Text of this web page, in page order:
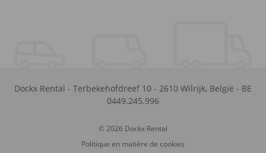
Dockx Rental - Terbekehofdreef 10 - 2610 Wilrijk, België - BE
0449.245.996
© 2026 Dockx Rental
Politique en matière de cookies